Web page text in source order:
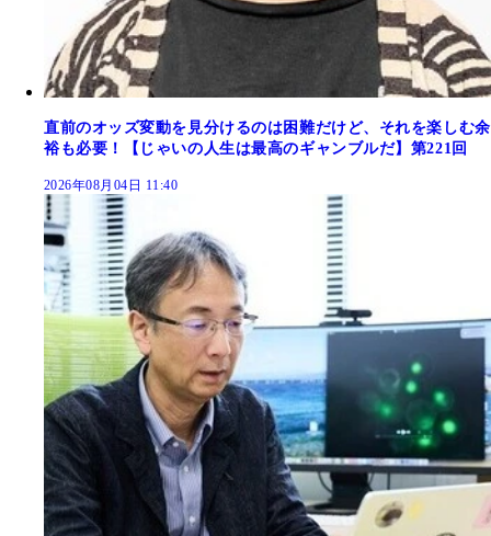
直前のオッズ変動を見分けるのは困難だけど、それを楽しむ余
裕も必要！【じゃいの人生は最高のギャンブルだ】第221回
2026年08月04日 11:40